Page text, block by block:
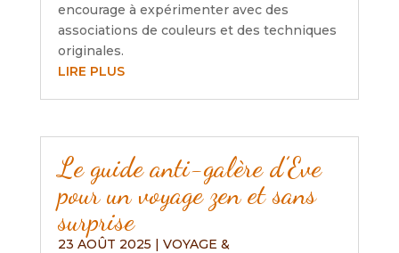
encourage à expérimenter avec des
associations de couleurs et des techniques
originales.
LIRE PLUS
Le guide anti-galère d’Eve
pour un voyage zen et sans
surprise
23 AOÛT 2025 | VOYAGE &